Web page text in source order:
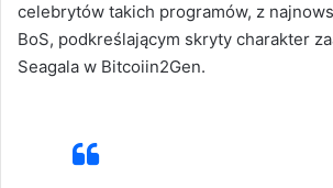
celebrytów takich programów, z
BoS, podkreślającym skryty charakter
Seagala w Bitcoiin2Gen.